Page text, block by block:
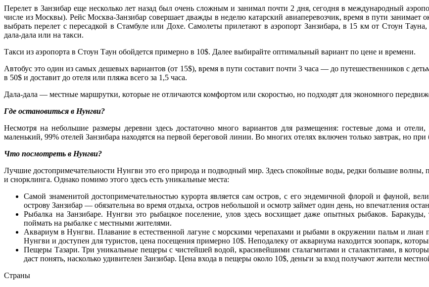
Перелет в Занзибар еще несколько лет назад был очень сложным и занимал почти 2 дня, сегодня в международный
числе из Москвы). Рейс Москва-Занзибар совершает дважды в неделю катарский авиаперевозчик, время в пути
выбрать перелет с пересадкой в Стамбуле или Дохе. Самолеты прилетают в аэропорт Занзибара, в 15 км от Стоун
дала-дала или на такси.
Такси из аэропорта в Стоун Таун обойдется примерно в 10$. Далее выбирайте оптимальный вариант по цене и времени.
Автобус это один из самых дешевых вариантов (от 15$), время в пути составит почти 3 часа — до путешественников с
в 50$ и доставит до отеля или пляжа всего за 1,5 часа.
Дала-дала — местные маршрутки, которые не отличаются комфортом или скоростью, но подходят для экономного
Где остановиться в Нунгви?
Несмотря на небольшие размеры деревни здесь достаточно много вариантов для размещения: гостевые дома и
маленький, 99% отелей Занзибара находятся на первой береговой линии. Во многих отелях включен только завтрак, но
Что посмотреть в Нунгви?
Лучшие достопримечательности Нунгви это его природа и подводный мир. Здесь спокойные воды, редки большие
и снорклинга. Однако помимо этого здесь есть уникальные места:
Самой знаменитой достопримечательностью курорта является сам остров, с его эндемичной флорой и фауной,
острову Занзибар — обязательна во время отдыха, остров небольшой и осмотр займет один день, но впечатления
Рыбалка на Занзибаре. Нунгви это рыбацкое поселение, улов здесь восхищает даже опытных рыбаков.
поймать на рыбалке с местными жителями.
Аквариум в Нунгви. Плавание в естественной лагуне с морскими черепахами и рыбами в окружении пальм и лиан
Нунгви и доступен для туристов, цена посещения примерно 10$. Неподалеку от аквариума находится зоопарк,
Пещеры Тазари. Три уникальные пещеры с чистейшей водой, красивейшими сталагмитами и сталактитами, в
даст понять, насколько удивителен Занзибар. Цена входа в пещеры около 10$, деньги за вход получают жители
Страны